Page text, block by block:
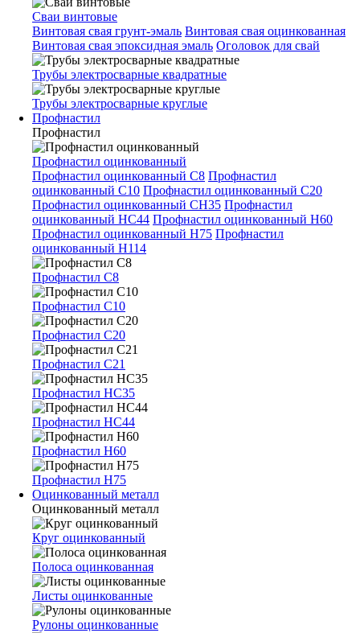
Сваи винтовые
Винтовая свая грунт-эмаль Винтовая свая оцинкованная
Винтовая свая эпоксидная эмаль Оголовок для свай
Трубы электросварные квадратные
Трубы электросварные круглые
Профнастил
Профнастил
Профнастил оцинкованный
Профнастил оцинкованный С8 Профнастил
оцинкованный С10 Профнастил оцинкованный С20
Профнастил оцинкованный СН35 Профнастил
оцинкованный НС44 Профнастил оцинкованный Н60
Профнастил оцинкованный Н75 Профнастил
оцинкованный Н114
Профнастил С8
Профнастил С10
Профнастил С20
Профнастил С21
Профнастил НС35
Профнастил НС44
Профнастил Н60
Профнастил Н75
Оцинкованный металл
Оцинкованный металл
Круг оцинкованный
Полоса оцинкованная
Листы оцинкованные
Рулоны оцинкованные